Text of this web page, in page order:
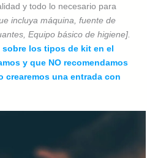
y todo lo necesario para
incluya máquina, fuente de
Equipo básico de higiene].
los tipos de kit en el
y que NO recomendamos
una entrada con